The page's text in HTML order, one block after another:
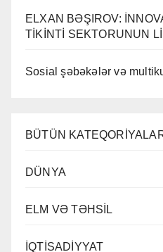
ELXAN BƏŞIROV:
TİKİNTİ SEKTORUNUN
Sosial şəbəkələr və
BÜTÜN
DÜNYA
ELM VƏ TƏHSİL
İQTİSADİYYAT